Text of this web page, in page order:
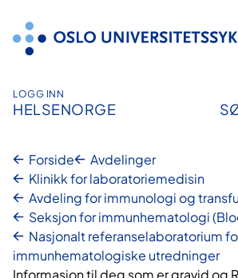
innhold
LOGG INN
HELSENORGE
Forside
Avdelinger
Klinikk for laboratoriemedisin
Avdeling for immunologi og
Seksjon for immunhematologi
Nasjonalt referanselaboratorium
immunhematologiske utredninger
Informasjon til deg som er gravid og